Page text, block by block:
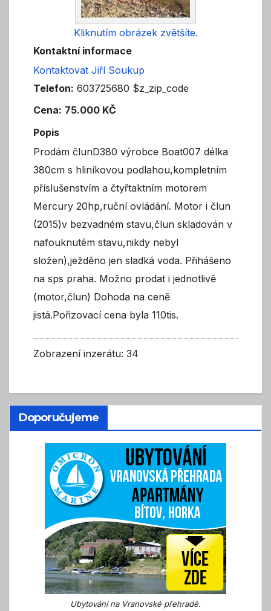
Kliknutím obrázek zvětšíte.
Kontaktní informace
Kontaktovat Jiří Soukup
Telefon: 603725680 $z_zip_code
Cena: 75.000 KČ
Popis
Prodám člunD380 výrobce Boat007 délka
380cm s hliníkovou podlahou,kompletním
příslušenstvím a čtyřtaktním motorem
Mercury 20hp,ruční ovládání. Motor i člun
(2015)v bezvadném stavu,člun skladován v
nafouknutém stavu,nikdy nebyl
složen),ježděno jen sladká voda. Přihášeno
na sps praha. Možno prodat i jednotlivě
(motor,člun) Dohoda na ceně
jistá.Pořizovací cena byla 110tis.
Zobrazení inzerátu: 34
Doporučujeme
Ubytování na Vranovské přehradě.